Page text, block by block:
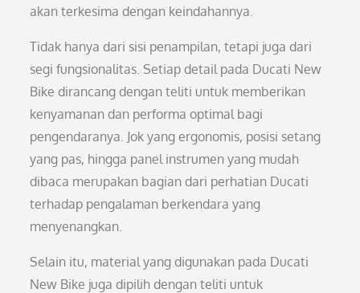
akan terkesima dengan keindahannya.
Tidak hanya dari sisi penampilan, tetapi juga dari
segi fungsionalitas. Setiap detail pada Ducati New
Bike dirancang dengan teliti untuk memberikan
kenyamanan dan performa optimal bagi
pengendaranya. Jok yang ergonomis, posisi setang
yang pas, hingga panel instrumen yang mudah
dibaca merupakan bagian dari perhatian Ducati
terhadap pengalaman berkendara yang
menyenangkan.
Selain itu, material yang digunakan pada Ducati
New Bike juga dipilih dengan teliti untuk